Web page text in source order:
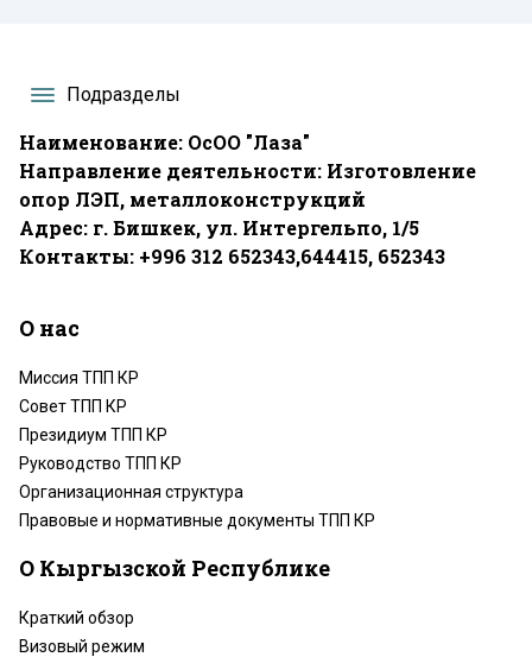
Подразделы
Наименование: ОсОО "Лаза"
Направление деятельности: Изготовление
опор ЛЭП, металлоконструкций
Адрес: г. Бишкек, ул. Интергельпо, 1/5
Контакты: +996 312 652343,644415, 652343
О нас
Миссия ТПП КР
Совет ТПП КР
Президиум ТПП КР
Руководство ТПП КР
Организационная структура
Правовые и нормативные документы ТПП КР
О Кыргызской Республике
Краткий обзор
Визовый режим